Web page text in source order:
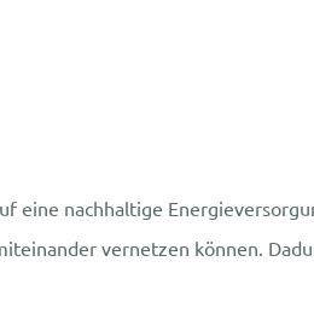
eine nachhaltige
vernetzen können.